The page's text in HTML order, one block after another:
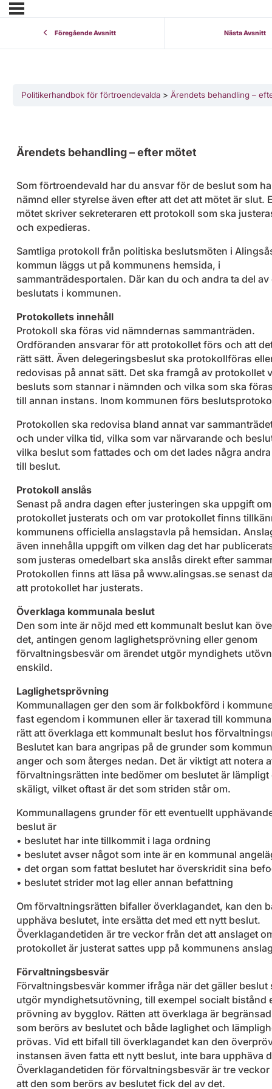
Föregående Avsnitt Nästa Avsnitt
Politikerhandbok för förtroendevalda Ärendets behandling –
Ärendets behandling – efter mötet
Som förtroendevald har du ansvar för de beslut som
nämnd eller styrelse även efter att det att mötet är slut.
mötet skriver sekreteraren ett protokoll som ska
och expedieras.
Samtliga protokoll från politiska beslutsmöten i
kommun läggs ut på kommunens hemsida, i
sammanträdesportalen. Där kan du och andra ta del av
beslutats i kommunen.
Protokollets innehåll
Protokoll ska föras vid nämndernas sammanträden.
Ordföranden ansvarar för att protokollet förs och att
rätt sätt. Även delegeringsbeslut ska protokollföras
redovisas på annat sätt. Det ska framgå av protokollet
besluts som stannar i nämnden och vilka som ska
till annan instans. Inom kommunen förs
Protokollen ska redovisa bland annat var
och under vilka tid, vilka som var närvarande och
vilka beslut som fattades och om det lades några
till beslut.
Protokoll anslås
Senast på andra dagen efter justeringen ska uppgift
protokollet justerats och om var protokollet finns
kommunens officiella anslagstavla på hemsidan.
även innehålla uppgift om vilken dag det har
som justeras omedelbart ska anslås direkt efter
Protokollen finns att läsa på www.alingsas.se senast
att protokollet har justerats.
Överklaga kommunala beslut
Den som inte är nöjd med ett kommunalt beslut kan
det, antingen genom laglighetsprövning eller genom
förvaltningsbesvär om ärendet utgör myndighets
enskild.
Laglighetsprövning
Kommunallagen ger den som är folkbokförd i
fast egendom i kommunen eller är taxerad till
rätt att överklaga ett kommunalt beslut hos
Beslutet kan bara angripas på de grunder som
anger och som återges nedan. Det är viktigt att notera
förvaltningsrätten inte bedömer om beslutet är lämpligt
skäligt, vilket oftast är det som striden står om.
Kommunallagens grunder för ett eventuellt
beslut är
• beslutet har inte tillkommit i laga ordning
• beslutet avser något som inte är en kommunal
• det organ som fattat beslutet har överskridit sina
• beslutet strider mot lag eller annan befattning
Om förvaltningsrätten bifaller överklagandet, kan den
upphäva beslutet, inte ersätta det med ett nytt beslut.
Överklagandetiden är tre veckor från det att anslaget
protokollet är justerat sattes upp på kommunens
Förvaltningsbesvär
Förvaltningsbesvär kommer ifråga när det gäller beslut
utgör myndighetsutövning, till exempel socialt bistånd
prövning av bygglov. Rätten att överklaga är
som berörs av beslutet och både laglighet och
prövas. Vid ett bifall till överklagandet kan den
instansen även fatta ett nytt beslut, inte bara upphäva
Överklagandetiden för förvaltningsbesvär är tre veckor
att den som berörs av beslutet fick del av det.